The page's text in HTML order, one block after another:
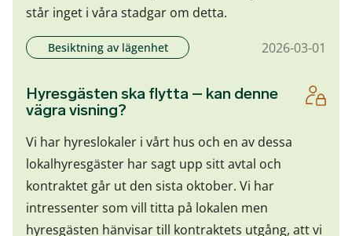
står inget i våra stadgar om detta.
Besiktning av lägenhet 2026-03-01
Hyresgästen ska flytta – kan denne
vägra visning?
Vi har hyreslokaler i vårt hus och en av dessa
lokalhyresgäster har sagt upp sitt avtal och
kontraktet går ut den sista oktober. Vi har
intressenter som vill titta på lokalen men
hyresgästen hänvisar till kontraktets utgång, att vi